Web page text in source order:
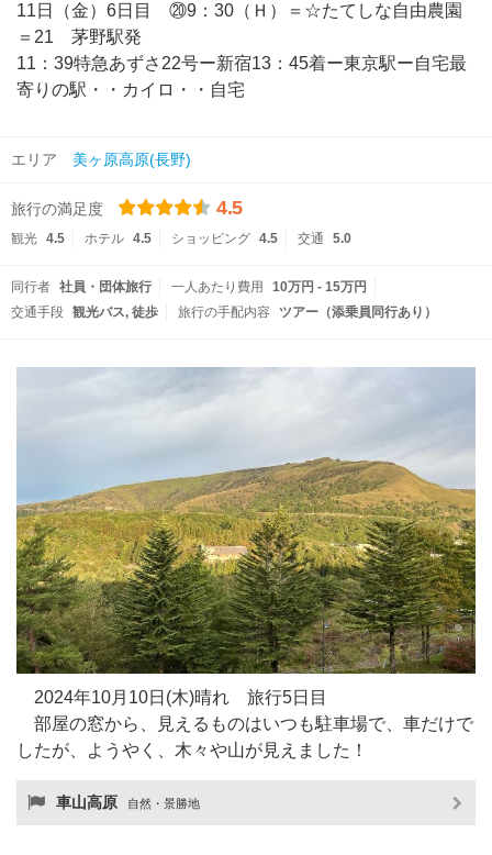
11日（金）6日目 ⑳9：30（Ｈ）＝☆たてしな自由農園
＝21 茅野駅発
11：39特急あずさ22号ー新宿13：45着ー東京駅ー自宅最
寄りの駅・・カイロ・・自宅
エリア 美ヶ原高原(長野)
旅行の満足度 4.5
観光 4.5 ホテル 4.5 ショッピング 4.5 交通 5.0
同行者 社員・団体旅行 一人あたり費用
10万円 - 15万円
交通手段 観光バス 徒歩 旅行の手配内容 ツアー（添乗員同行あり）
2024年10月10日(木)晴れ 旅行5日目
部屋の窓から、見えるものはいつも駐車場で、車だけで
したが、ようやく、木々や山が見えました！
車山高原 自然・景勝地